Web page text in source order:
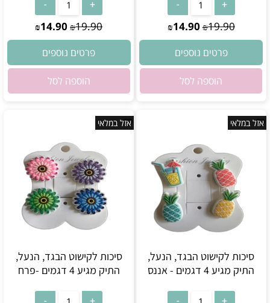
₪19.90
₪14.90
פרטים נוספים
הוספה לסל
₪19.90
₪14.90
פרטים נוספים
הוספה לסל
אזל במלאי
סיכות לקישוט הבגד, הנעל,
התיק מגיע 4 דגמים - אננס
אזל במלאי
סיכות לקישוט הבגד, הנעל,
התיק מגיע 4 דגמים -פרח